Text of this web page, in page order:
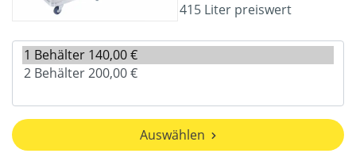
415 Liter preiswert
Auswählen